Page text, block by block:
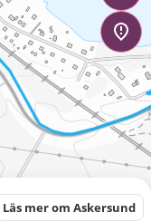
Läs mer om Askersund